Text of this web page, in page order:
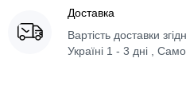
Доставка
Вартість доставки
Україні 1 - 3 дні ,